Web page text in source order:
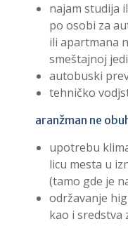
najam studija
po osobi za
ili apartmana
smeštajnoj
autobuski
tehničko
aranžman ne
upotrebu
licu mesta u
(tamo gde je
održavanje
kao i sredstva